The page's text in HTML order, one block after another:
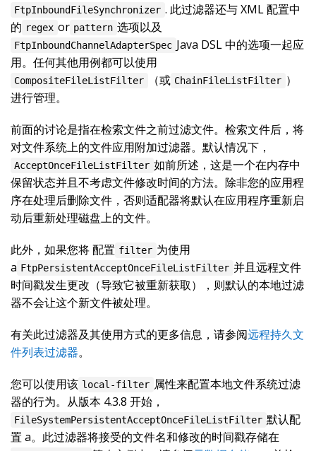
FtpInboundFileSynchronizer . 此过滤器还与 XML 配置中
的 regex or pattern 选项以及
FtpInboundChannelAdapterSpec Java DSL 中的选项一起应
用。任何其他用例都可以使用
CompositeFileListFilter （或 ChainFileListFilter ）
进行管理。
前面的讨论是指在检索文件之前过滤文件。检索文件后，将
对文件系统上的文件应用附加过滤器。默认情况下，
AcceptOnceFileListFilter 如前所述，这是一个在内存中
保留状态并且不考虑文件修改时间的方法。除非您的应用程
序在处理后删除文件，否则适配器将默认在应用程序重新启
动后重新处理磁盘上的文件。
此外，如果您将 配置 filter 为使用
a FtpPersistentAcceptOnceFileListFilter 并且远程文件
时间戳发生更改（导致它被重新获取），则默认的本地过滤
器不会让这个新文件被处理。
有关此过滤器及其使用方式的更多信息，请参阅远程持久文
件列表过滤器。
您可以使用该 local-filter 属性来配置本地文件系统过滤
器的行为。从版本 4.3.8 开始，
FileSystemPersistentAcceptOnceFileListFilter 默认配
置 a。此过滤器将接受的文件名和修改的时间戳存储在